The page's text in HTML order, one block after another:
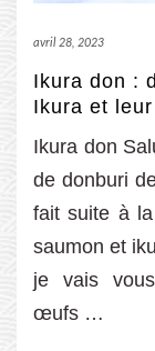
avril 28, 2023
Ikura don :
Ikura et
Ikura don
de donburi
fait suite à
saumon et
je vais
œufs …